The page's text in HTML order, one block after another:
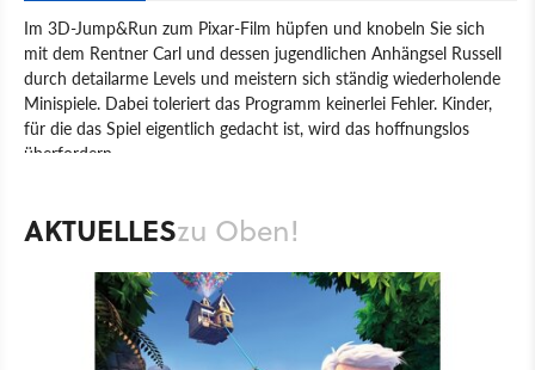
Im 3D-Jump&Run zum Pixar-Film hüpfen und knobeln Sie sich
mit dem Rentner Carl und dessen jugendlichen Anhängsel Russell
durch detailarme Levels und meistern sich ständig wiederholende
Minispiele. Dabei toleriert das Programm keinerlei Fehler. Kinder,
für die das Spiel eigentlich gedacht ist, wird das hoffnungslos
überfordern.
Heavy Iron Studios
Oben!
AKTUELLESzu Oben!